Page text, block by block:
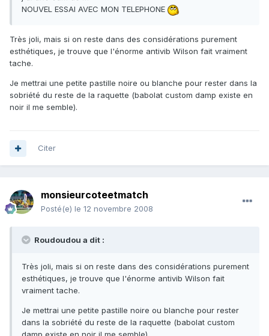
NOUVEL ESSAI AVEC MON TELEPHONE
Très joli, mais si on reste dans des considérations purement
esthétiques, je trouve que l'énorme antivib Wilson fait vraiment
tache.
Je mettrai une petite pastille noire ou blanche pour rester dans la
sobriété du reste de la raquette (babolat custom damp existe en
noir il me semble).
Citer
monsieurcoteetmatch
Posté(e) le 12 novembre 2008
Roudoudou a dit :
Très joli, mais si on reste dans des considérations purement
esthétiques, je trouve que l'énorme antivib Wilson fait
vraiment tache.
Je mettrai une petite pastille noire ou blanche pour rester
dans la sobriété du reste de la raquette (babolat custom